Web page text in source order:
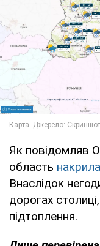
Як повідомляв
область
Внаслідок
дорогах
підтоплення.